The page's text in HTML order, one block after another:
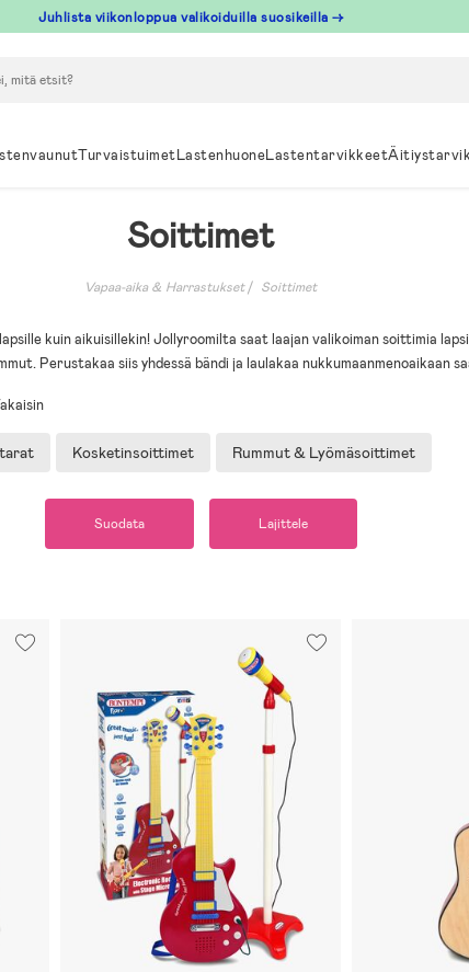
Juhlista viikonloppua valikoiduilla suosikeilla →
TurvaistuimetLastenhuoneLastentarvikkeet
Soittimet
Vapaa-aika & Harrastukset Soittimet
kuin aikuisillekin! Jollyroomilta saat laajan valikoiman soittimia
Perustakaa siis yhdessä bändi ja laulakaa nukkumaanmenoaikaan
Kosketinsoittimet Rummut & Lyömäsoittimet
Suodata Lajittele